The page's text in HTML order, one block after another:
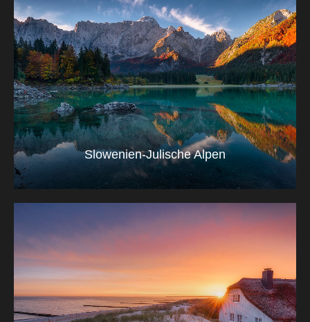
Slowenien-Julische Alpen